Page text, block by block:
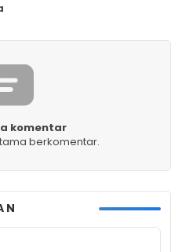
komentar
berkomentar.